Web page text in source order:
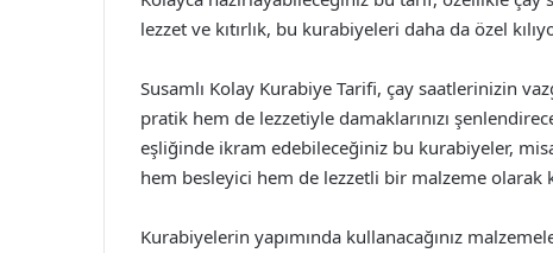
lezzet ve kıtırlık, bu kurabiyeleri daha da özel
Susamlı Kolay Kurabiye Tarifi, çay saatlerinizin
pratik hem de lezzetiyle damaklarınızı
eşliğinde ikram edebileceğiniz bu kurabiyeler,
hem besleyici hem de lezzetli bir malzeme olarak
Kurabiyelerin yapımında kullanacağınız